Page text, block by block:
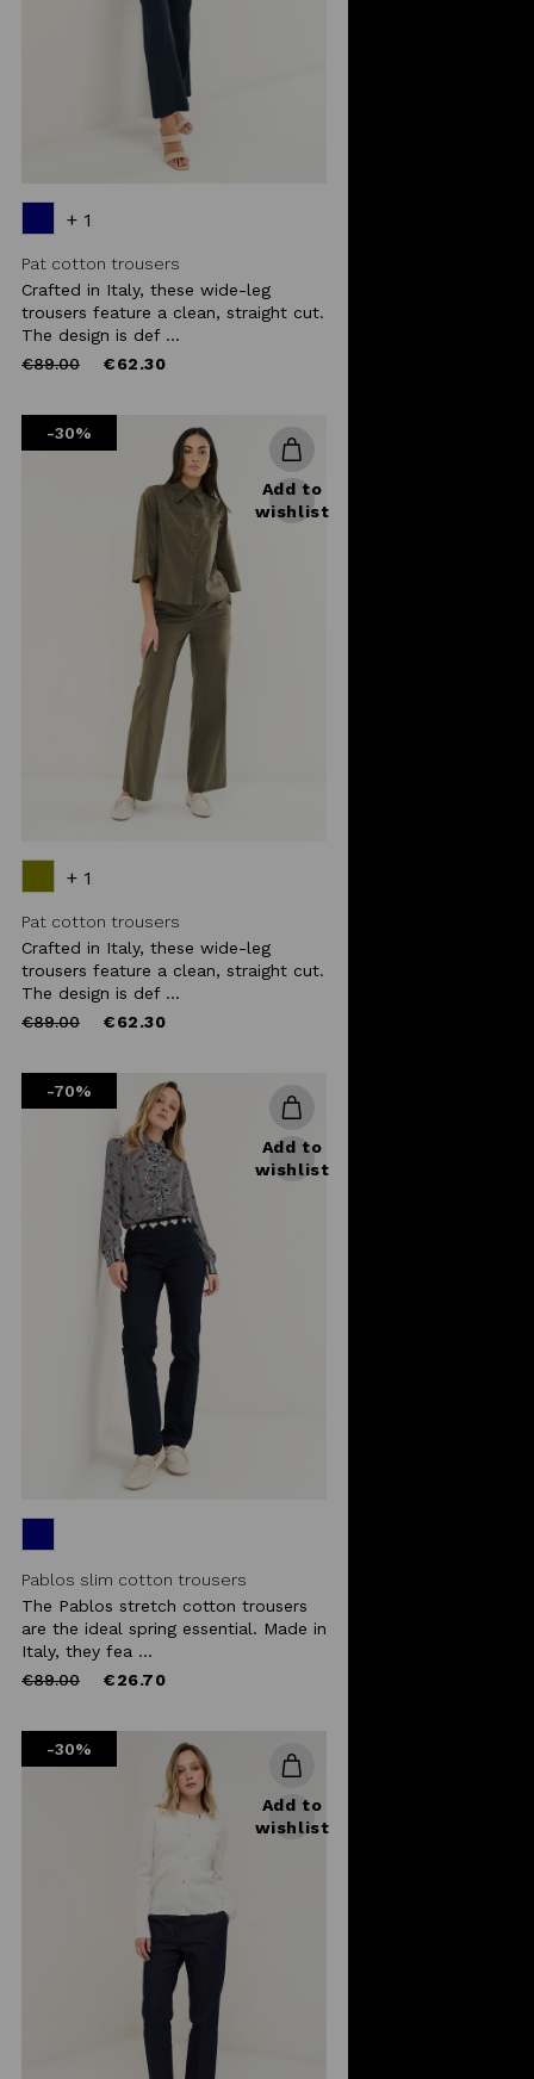
+ 1
Pat cotton trousers
Crafted in Italy, these wide-leg
trousers feature a clean, straight cut.
The design is def ...
Price
€89.00to €62.30
-30%
Add to
wishlist
+ 1
Pat cotton trousers
Crafted in Italy, these wide-leg
trousers feature a clean, straight cut.
The design is def ...
Price
€89.00to €62.30
-70%
Add to
wishlist
Pablos slim cotton trousers
The Pablos stretch cotton trousers
are the ideal spring essential. Made in
Italy, they fea ...
Price
€89.00to €26.70
-30%
Add to
wishlist